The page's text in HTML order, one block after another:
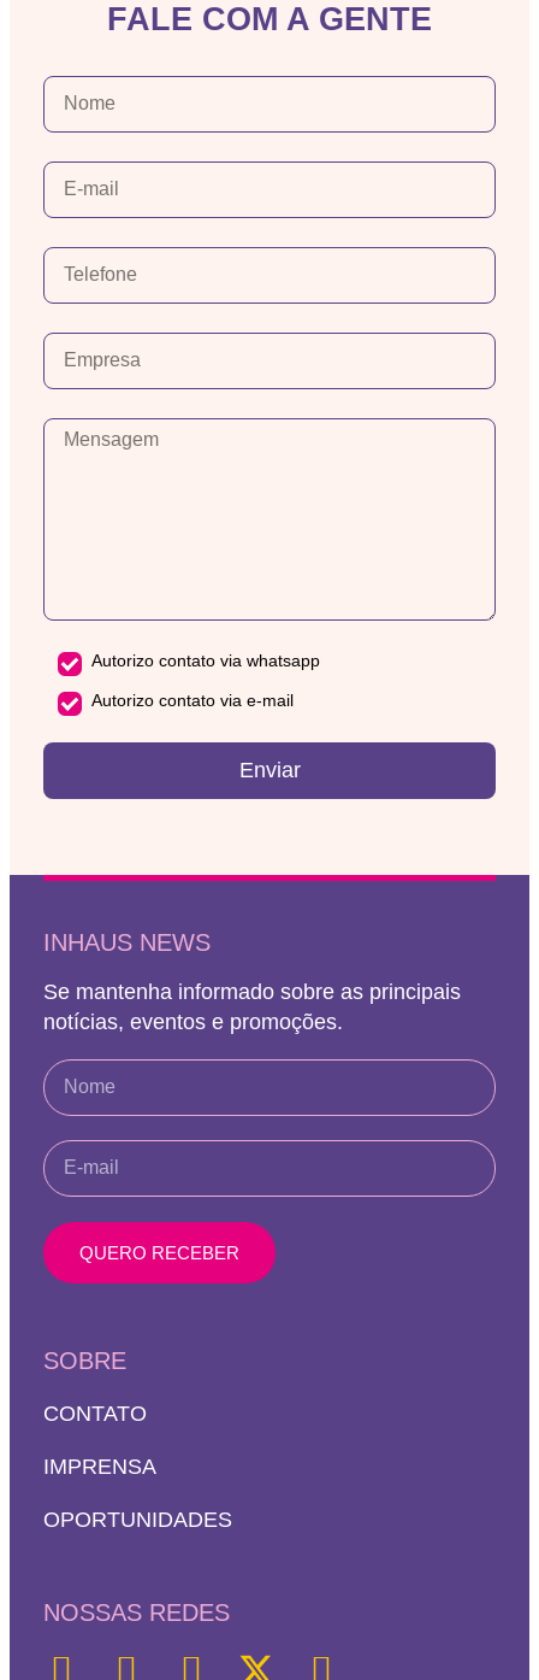
FALE COM A GENTE
Autorizo contato via whatsapp
Autorizo contato via e-mail
Enviar
INHAUS NEWS
Se mantenha informado sobre as principais
notícias, eventos e promoções.
QUERO RECEBER
SOBRE
CONTATO
IMPRENSA
OPORTUNIDADES
NOSSAS REDES